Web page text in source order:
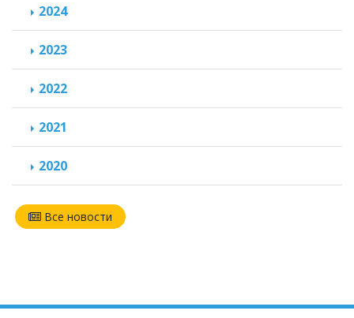
2024
2023
2022
2021
2020
Все новости